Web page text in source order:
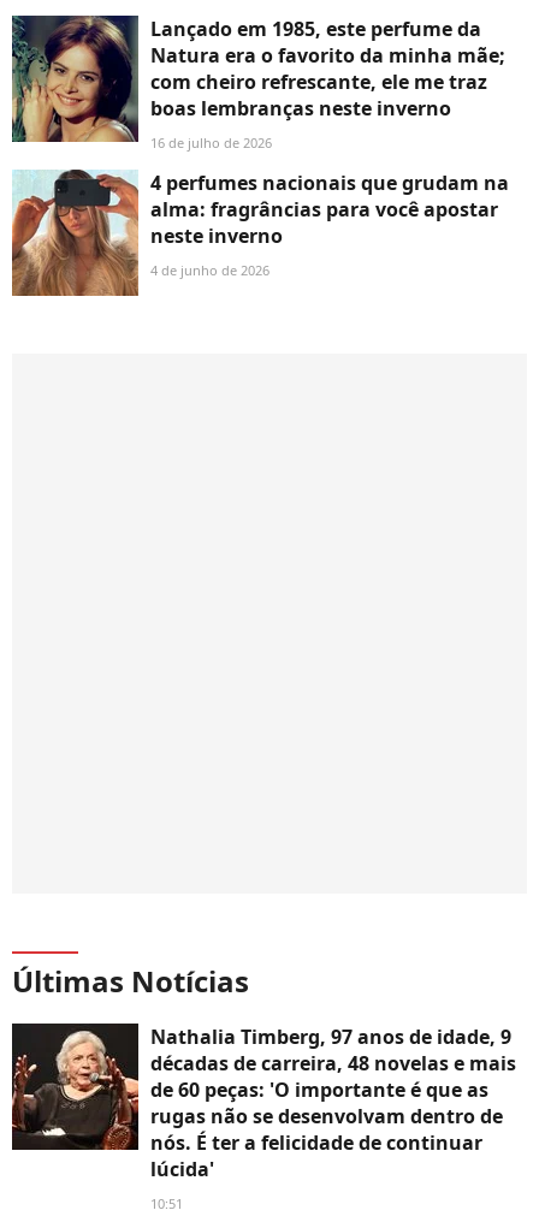
Lançado em 1985, este perfume da
Natura era o favorito da minha mãe;
com cheiro refrescante, ele me traz
boas lembranças neste inverno
16 de julho de 2026
4 perfumes nacionais que grudam na
alma: fragrâncias para você apostar
neste inverno
4 de junho de 2026
Últimas Notícias
Nathalia Timberg, 97 anos de idade, 9
décadas de carreira, 48 novelas e mais
de 60 peças: 'O importante é que as
rugas não se desenvolvam dentro de
nós. É ter a felicidade de continuar
lúcida'
10:51